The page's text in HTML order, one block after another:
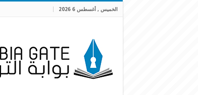
الخميس , أغسطس 6 2026